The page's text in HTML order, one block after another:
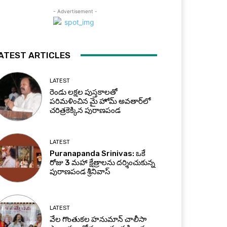
- Advertisement -
ARTICLES
LATEST
రెండు లక్షల పుస్తకాలతో
పరిమళించిన మై హోమ్ అవతార్‌లో
చరిత్రకెక్కిన పురాణపండ
LATEST
Puranapanda Srinivas: ఒకే
రోజు 3 మహా క్షేత్రాలను దర్శించుకున్న
పురాణపండ శ్రీనివాస్
LATEST
వేల గొంతుకల హనుమాన్ చాలీసా